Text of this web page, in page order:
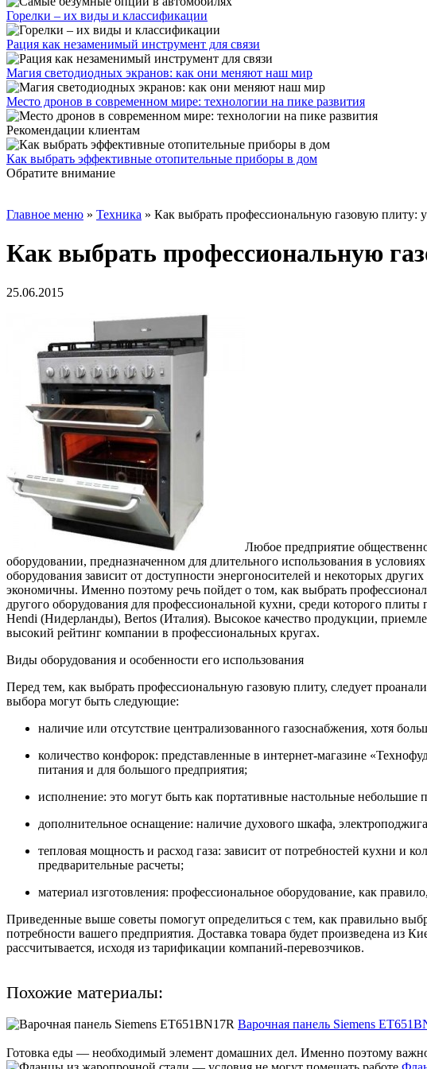
Горелки – их виды и классификации
Рация как незаменимый инструмент для связи
Магия светодиодных экранов: как они меняют наш мир
Место дронов в современном мире: технологии на пике развития
Рекомендации клиентам
Как выбрать эффективные отопительные приборы в дом
Обратите внимание
Главное меню » Техника » Как выбрать профессиональную газовую плиту:
Как выбрать профессиональную
25.06.2015
Любое предприятие
оборудовании, предназначенном для длительного использования в
оборудования зависит от доступности энергоносителей и некоторых
экономичны. Именно поэтому речь пойдет о том, как выбрать
другого оборудования для профессиональной кухни, среди которого
Hendi (Нидерланды), Bertos (Италия). Высокое качество продукции,
высокий рейтинг компании в профессиональных кругах.
Виды оборудования и особенности его использования
Перед тем, как выбрать профессиональную газовую плиту, следует
выбора могут быть следующие:
наличие или отсутствие централизованного газоснабжения, хотя
количество конфорок: представленные в интернет-магазине
питания и для большого предприятия;
исполнение: это могут быть как портативные настольные
дополнительное оснащение: наличие духового шкафа,
тепловая мощность и расход газа: зависит от потребностей кухни и
предварительные расчеты;
материал изготовления: профессиональное оборудование, как
Приведенные выше советы помогут определиться с тем, как правильно
потребности вашего предприятия. Доставка товара будет произведена
рассчитывается, исходя из тарификации компаний-перевозчиков.
Похожие материалы:
Варочная панель Siemens
Готовка еды — необходимый элемент домашних дел. Именно поэтому